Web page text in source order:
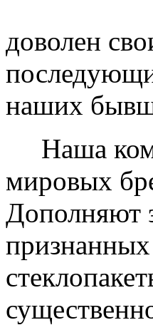
доволен
наших
Наша
мировых
Дополняют